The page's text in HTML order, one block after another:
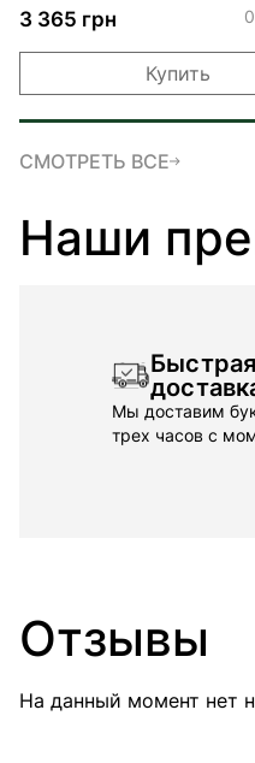
3 365 грн
Купить
СМОТРЕТЬ ВСЕ
Наши
Быстрая
Мы доставим
трех часов с
Отзывы
На данный момент нет